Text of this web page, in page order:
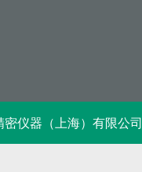
仪器（上海）有限公司